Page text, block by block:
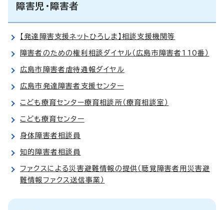
障害児・障害者
【発達障害支援ネットひろしま】相談支援機関等
障害者のための権利相談ダイヤル（広島市障害者110番）
広島市障害者虐待通報ダイヤル
広島市発達障害者支援センター
こども療育センター療育相談所（療育相談室）
こども療育センター
身体障害者相談員
知的障害者相談員
ファクスによる災害避難情報の提供（聴覚障害者用災害避
難情報ファクス送信事業）